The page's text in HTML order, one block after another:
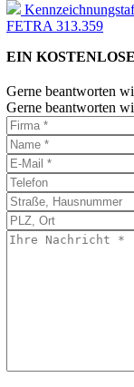
FETRA 313.359
EIN
Gerne beantworten
Gerne beantworten